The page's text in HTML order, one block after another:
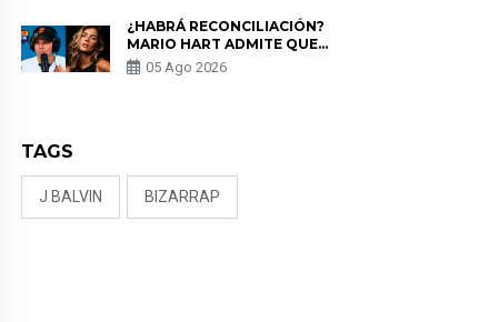
¿HABRÁ RECONCILIACIÓN?
MARIO HART ADMITE QUE
PODRÍA VOLVER CON KORINA
RIVADENEIRA: “NO LE CERRARÍA
05 Ago 2026
TAGS
J BALVIN BIZARRAP